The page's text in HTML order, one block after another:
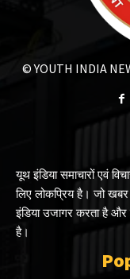
© YOUTH INDIA
यूथ इंडिया समाचारों एवं
लिए लोकप्रिय है। जो
इंडिया उजागर करता है
है।